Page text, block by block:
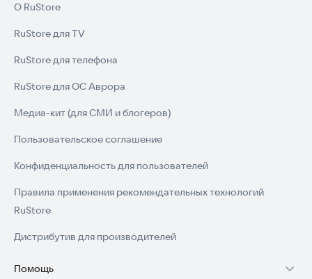
О RuStore
RuStore для TV
RuStore для телефона
RuStore для ОС Аврора
Медиа-кит (для СМИ и блогеров)
Пользовательское соглашение
Конфиденциальность для пользователей
Правила применения рекомендательных технологий
RuStore
Дистрибутив для производителей
Помощь